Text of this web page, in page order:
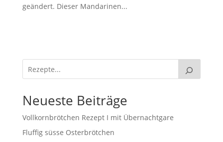
geändert. Dieser Mandarinen...
Neueste Beiträge
Vollkornbrötchen Rezept I mit Übernachtgare
Fluffig süsse Osterbrötchen